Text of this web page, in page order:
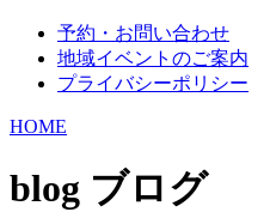
予約・お問い合わせ
地域イベントのご案内
プライバシーポリシー
HOME
blog ブログ